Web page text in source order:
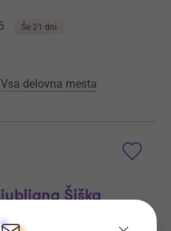
Še 21 dni
Vsa delovna mesta
Šiška
iščemo natakarja (m/